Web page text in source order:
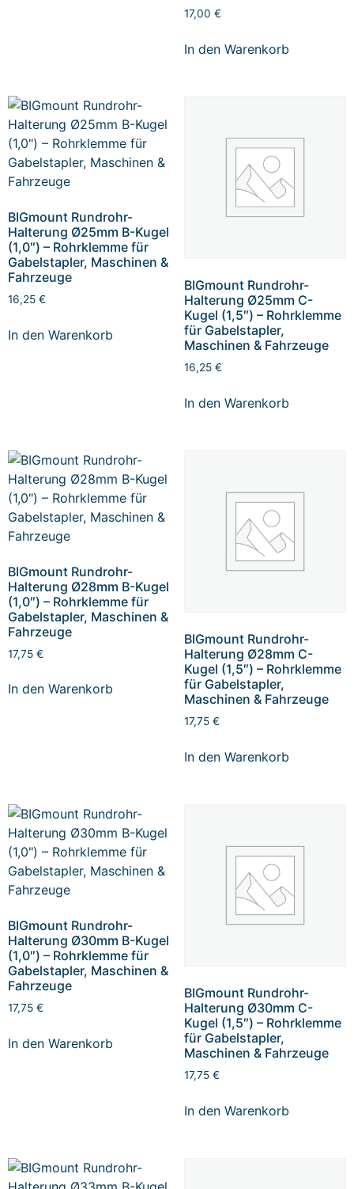
17,00 €
In den Warenkorb
BIGmount Rundrohr-
Halterung Ø25mm B-Kugel
(1,0″) – Rohrklemme für
Gabelstapler, Maschinen &
Fahrzeuge
16,25 €
In den Warenkorb
BIGmount Rundrohr-
Halterung Ø25mm C-
Kugel (1,5″) – Rohrklemme
für Gabelstapler,
Maschinen & Fahrzeuge
16,25 €
In den Warenkorb
BIGmount Rundrohr-
Halterung Ø28mm B-Kugel
(1,0″) – Rohrklemme für
Gabelstapler, Maschinen &
Fahrzeuge
17,75 €
In den Warenkorb
BIGmount Rundrohr-
Halterung Ø28mm C-
Kugel (1,5″) – Rohrklemme
für Gabelstapler,
Maschinen & Fahrzeuge
17,75 €
In den Warenkorb
BIGmount Rundrohr-
Halterung Ø30mm B-Kugel
(1,0″) – Rohrklemme für
Gabelstapler, Maschinen &
Fahrzeuge
17,75 €
In den Warenkorb
BIGmount Rundrohr-
Halterung Ø30mm C-
Kugel (1,5″) – Rohrklemme
für Gabelstapler,
Maschinen & Fahrzeuge
17,75 €
In den Warenkorb